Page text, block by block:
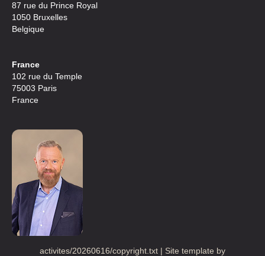
87 rue du Prince Royal
1050 Bruxelles
Belgique
France
102 rue du Temple
75003 Paris
France
activites/20260616/copyright.txt | Site template by